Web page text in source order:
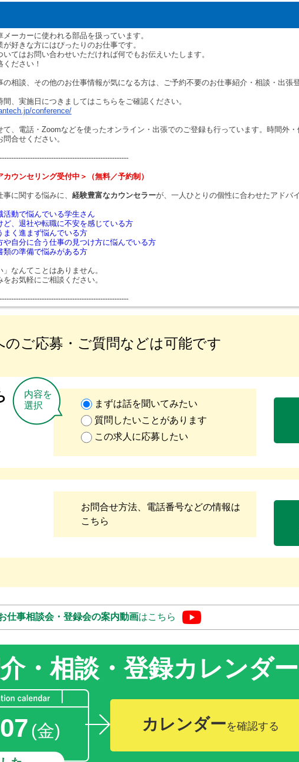
メーカーに使われる部品を扱っています。
が好きな方にはぴったりのお仕事です。
いてはお問い合わせいただければ何でもお伝えいたします。
ださい！
の相談、その他のお仕事情報が気になる方は、ご予約不要のお仕事紹介・相談・出張
間、実施日につきましてはこちらをご確認ください。
conference/
て、電話・Zoomなどを使ったオンライン・出張でのご登録も行っています。時間外
合せください。
カウンセリング受付中＞（無料／予約制）
に関する悩みに、 経験豊富なカウンセラーが、一人ひとりの個性に合わせたアドバ
動で悩んでいる学生さん
、退社や転職に不安を感じている方
く進まず悩んでいる方
自分に合う仕事の見つけ方に悩んでいる方
の準備で悩みがある方
」なんてことはありません。
お気軽にご相談ください。
ご応募・ご質問などは可能です
内容を
選択
まずは話を聞いてみたい
質問したいことがあります
この求人に応募したい
お問合せ方法、電話番号などの情報は
こちら
仕事相談会・登録会の案内動画はこちら
・相談・登録カレンダー
(金) カレンダーを確認する